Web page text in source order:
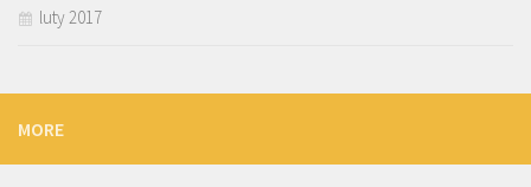
luty 2017
MORE